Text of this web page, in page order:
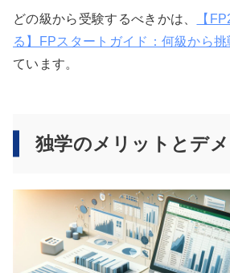
どの級から受験するべきかは、
【
る】FPスタートガイド：何級から挑
ています。
独学のメリットとデ